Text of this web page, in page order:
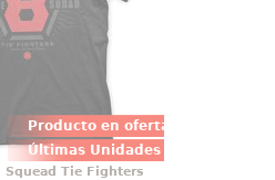
Producto en oferta
Últimas Unidades
Squead Tie Fighters